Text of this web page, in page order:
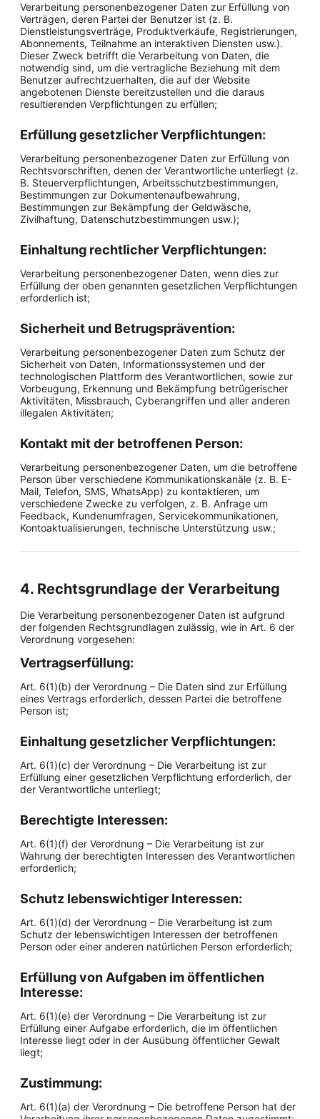
Verarbeitung personenbezogener Daten zur Erfüllung von
Verträgen, deren Partei der Benutzer ist (z. B.
Dienstleistungsverträge, Produktverkäufe, Registrierungen,
Abonnements, Teilnahme an interaktiven Diensten usw.).
Dieser Zweck betrifft die Verarbeitung von Daten, die
notwendig sind, um die vertragliche Beziehung mit dem
Benutzer aufrechtzuerhalten, die auf der Website
angebotenen Dienste bereitzustellen und die daraus
resultierenden Verpflichtungen zu erfüllen;
Erfüllung gesetzlicher Verpflichtungen:
Verarbeitung personenbezogener Daten zur Erfüllung von
Rechtsvorschriften, denen der Verantwortliche unterliegt (z.
B. Steuerverpflichtungen, Arbeitsschutzbestimmungen,
Bestimmungen zur Dokumentenaufbewahrung,
Bestimmungen zur Bekämpfung der Geldwäsche,
Zivilhaftung, Datenschutzbestimmungen usw.);
Einhaltung rechtlicher Verpflichtungen:
Verarbeitung personenbezogener Daten, wenn dies zur
Erfüllung der oben genannten gesetzlichen Verpflichtungen
erforderlich ist;
Sicherheit und Betrugsprävention:
Verarbeitung personenbezogener Daten zum Schutz der
Sicherheit von Daten, Informationssystemen und der
technologischen Plattform des Verantwortlichen, sowie zur
Vorbeugung, Erkennung und Bekämpfung betrügerischer
Aktivitäten, Missbrauch, Cyberangriffen und aller anderen
illegalen Aktivitäten;
Kontakt mit der betroffenen Person:
Verarbeitung personenbezogener Daten, um die betroffene
Person über verschiedene Kommunikationskanäle (z. B. E-
Mail, Telefon, SMS, WhatsApp) zu kontaktieren, um
verschiedene Zwecke zu verfolgen, z. B. Anfrage um
Feedback, Kundenumfragen, Servicekommunikationen,
Kontoaktualisierungen, technische Unterstützung usw.;
4. Rechtsgrundlage der Verarbeitung
Die Verarbeitung personenbezogener Daten ist aufgrund
der folgenden Rechtsgrundlagen zulässig, wie in Art. 6 der
Verordnung vorgesehen:
Vertragserfüllung:
Art. 6(1)(b) der Verordnung – Die Daten sind zur Erfüllung
eines Vertrags erforderlich, dessen Partei die betroffene
Person ist;
Einhaltung gesetzlicher Verpflichtungen:
Art. 6(1)(c) der Verordnung – Die Verarbeitung ist zur
Erfüllung einer gesetzlichen Verpflichtung erforderlich, der
der Verantwortliche unterliegt;
Berechtigte Interessen:
Art. 6(1)(f) der Verordnung – Die Verarbeitung ist zur
Wahrung der berechtigten Interessen des Verantwortlichen
erforderlich;
Schutz lebenswichtiger Interessen:
Art. 6(1)(d) der Verordnung – Die Verarbeitung ist zum
Schutz der lebenswichtigen Interessen der betroffenen
Person oder einer anderen natürlichen Person erforderlich;
Erfüllung von Aufgaben im öffentlichen
Interesse:
Art. 6(1)(e) der Verordnung – Die Verarbeitung ist zur
Erfüllung einer Aufgabe erforderlich, die im öffentlichen
Interesse liegt oder in der Ausübung öffentlicher Gewalt
liegt;
Zustimmung:
Art. 6(1)(a) der Verordnung – Die betroffene Person hat der